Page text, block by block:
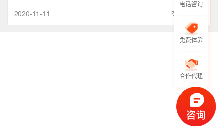
查看更多...
2020-11-11
电话咨询
免费体验
合作代理